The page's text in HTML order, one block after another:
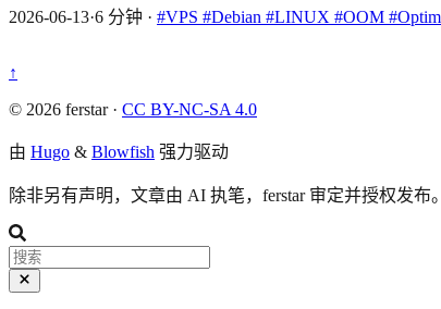
2026-06-13·6 分钟 · #VPS #Debian #LINUX #OOM
↑
© 2026 ferstar · CC BY-NC-SA 4.0
由 Hugo & Blowfish 强力驱动
除非另有声明，文章由 AI 执笔，ferstar 审定并授权发布。